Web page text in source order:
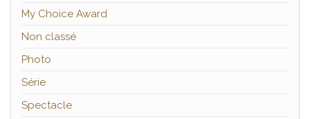
My Choice Award
Non classé
Photo
Série
Spectacle